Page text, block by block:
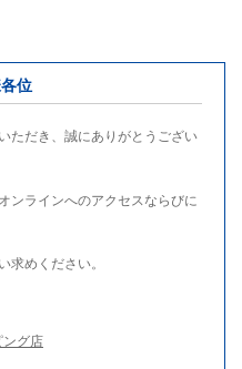
位
ただき、誠にありがとうござい
ンラインへのアクセスならびに
求めください。
ング店